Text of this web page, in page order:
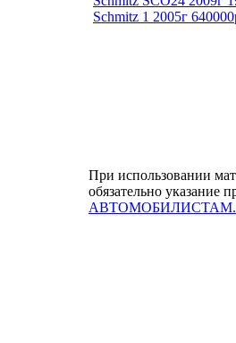
Schmitz 1 2005г
При использовании
обязательно указание